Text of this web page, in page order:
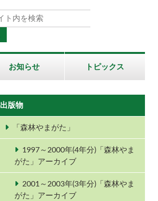
お知らせ トピックス
出版物
「森林やまがた」
1997～2000年(4年分)「森林やま
がた」アーカイブ
2001～2003年(3年分)「森林やま
がた」アーカイブ